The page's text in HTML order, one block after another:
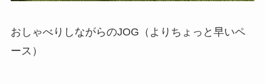
おしゃべりしながらのJOG（よりちょっと早いペ
ース）